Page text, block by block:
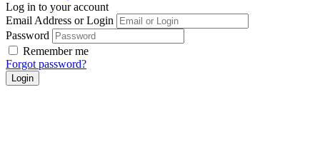
Log in to your account
Email Address or Login
Password
Remember me
Forgot password?
Login